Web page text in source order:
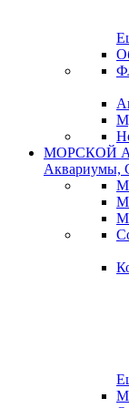
МОРСКОЙ
Аквариумы,